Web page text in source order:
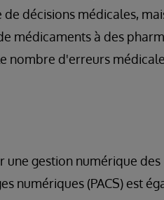
décisions médicales,
médicaments à des
nombre d'erreurs
gestion numérique des
numériques (PACS) est